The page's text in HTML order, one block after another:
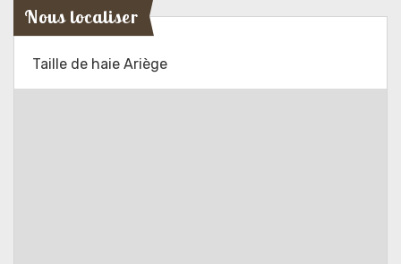
Nous localiser
Taille de haie Ariège